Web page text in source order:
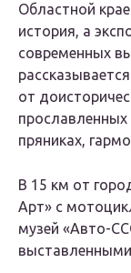
Областной
история, а
современных
от
пряниках,
В 15 км от
Арт» с
музей «Авто-